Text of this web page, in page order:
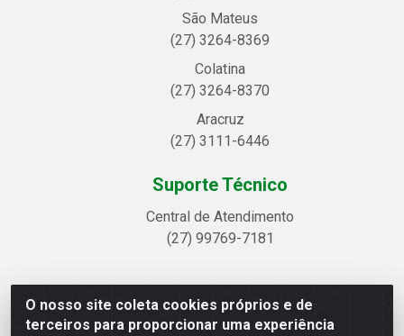
O nosso site coleta cookies próprios e de
terceiros para proporcionar uma experiência
São Mateus
(27) 3264-8369
Colatina
(27) 3264-8370
Aracruz
(27) 3111-6446
Suporte Técnico
Central de Atendimento
(27) 99769-7181
Linhavix Distribuidora LTDA - Avenida Alegre, 2521 -